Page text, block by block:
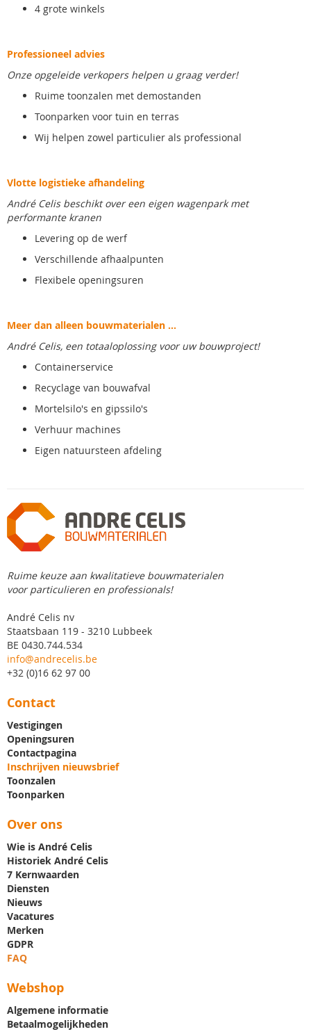
4 grote winkels
Professioneel advies
Onze opgeleide verkopers helpen u graag verder!
Ruime toonzalen met demostanden
Toonparken voor tuin en terras
Wij helpen zowel particulier als professional
Vlotte logistieke afhandeling
André Celis beschikt over een eigen wagenpark met
performante kranen
Levering op de werf
Verschillende afhaalpunten
Flexibele openingsuren
Meer dan alleen bouwmaterialen ...
André Celis, een totaaloplossing voor uw bouwproject!
Containerservice
Recyclage van bouwafval
Mortelsilo's en gipssilo's
Verhuur machines
Eigen natuursteen afdeling
Ruime keuze aan kwalitatieve bouwmaterialen
voor particulieren en professionals!
André Celis nv
Staatsbaan 119 - 3210 Lubbeek
BE 0430.744.534
info@andrecelis.be
+32 (0)16 62 97 00
Contact
Vestigingen
Openingsuren
Contactpagina
Inschrijven nieuwsbrief
Toonzalen
Toonparken
Over ons
Wie is André Celis
Historiek André Celis
7 Kernwaarden
Diensten
Nieuws
Vacatures
Merken
GDPR
FAQ
Webshop
Algemene informatie
Betaalmogelijkheden